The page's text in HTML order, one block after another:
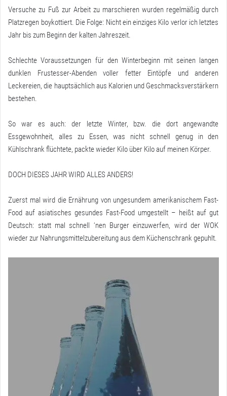
Versuche zu Fuß zur Arbeit zu marschieren wurden regelmäßig durch
Platzregen boykottiert. Die Folge: Nicht ein einziges Kilo verlor ich letztes
Jahr bis zum Beginn der kalten Jahreszeit.
Schlechte Voraussetzungen für den Winterbeginn mit seinen langen
dunklen Frustesser-Abenden voller fetter Eintöpfe und anderen
Leckereien, die hauptsächlich aus Kalorien und Geschmacksverstärkern
bestehen.
So war es auch: der letzte Winter, bzw. die dort angewandte
Essgewohnheit, alles zu Essen, was nicht schnell genug in den
Kühlschrank flüchtete, packte wieder Kilo über Kilo auf meinen Körper.
DOCH DIESES JAHR WIRD ALLES ANDERS!
Zuerst mal wird die Ernährung von ungesundem amerikanischem Fast-
Food auf asiatisches gesundes Fast-Food umgestellt – heißt auf gut
Deutsch: statt mal schnell ‘nen Burger einzuwerfen, wird der WOK
wieder zur Nahrungsmittelzubereitung aus dem Küchenschrank gepuhlt.